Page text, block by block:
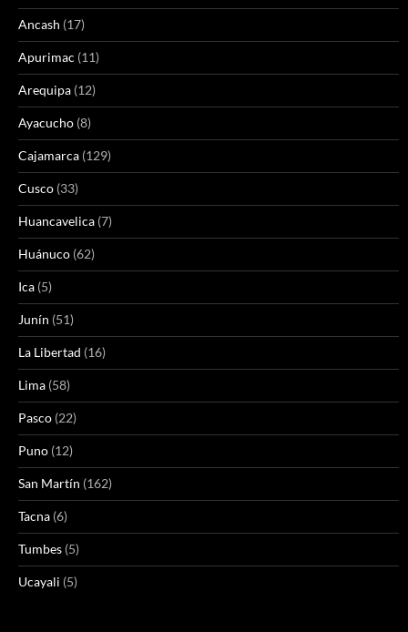
Ancash (17)
Apurimac (11)
Arequipa (12)
Ayacucho (8)
Cajamarca (129)
Cusco (33)
Huancavelica (7)
Huánuco (62)
Ica (5)
Junín (51)
La Libertad (16)
Lima (58)
Pasco (22)
Puno (12)
San Martín (162)
Tacna (6)
Tumbes (5)
Ucayali (5)